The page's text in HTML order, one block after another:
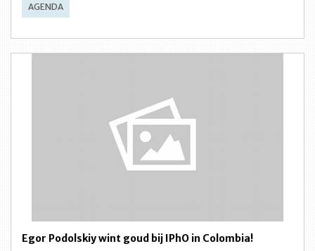
AGENDA
Egor Podolskiy wint goud bij IPhO in Colombia!